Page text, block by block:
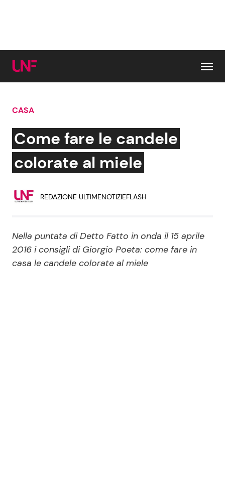
Cerca:
News e Cronaca
Attualità Italiana
Dal Mondo
Economia
Persone Scomparse
Gossip e TV
Bellezze VIP
Fiction e Serie TV
Programmi TV
CASA
Come fare le candele
colorate al miele
REDAZIONE ULTIMENOTIZIEFLASH
Nella puntata di Detto Fatto in onda il 15 aprile
2016 i consigli di Giorgio Poeta: come fare in
casa le candele colorate al miele